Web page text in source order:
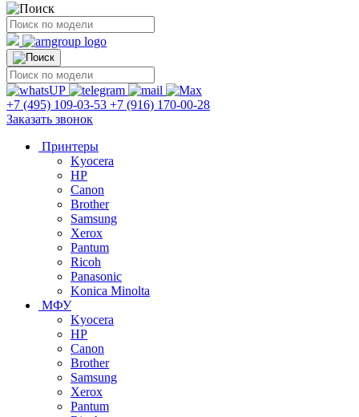
+7 (495) 109-03-53 +7 (916) 170-00-28
Заказать звонок
Принтеры
Kyocera
HP
Canon
Brother
Samsung
Xerox
Pantum
Ricoh
Panasonic
Konica Minolta
МФУ
Kyocera
HP
Canon
Brother
Samsung
Xerox
Pantum